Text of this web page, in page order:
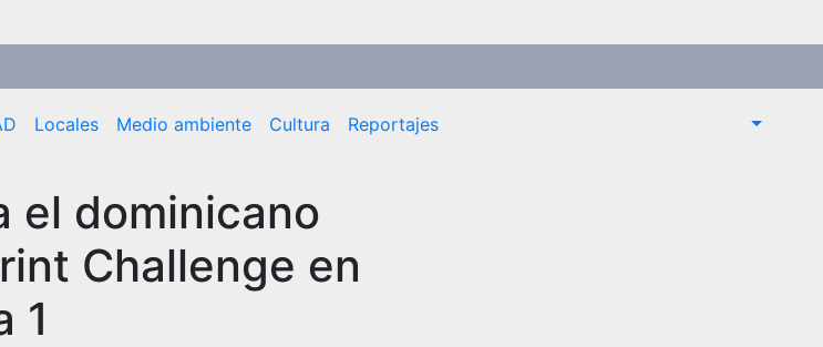
Locales Medio ambiente Cultura Reportajes
el dominicano
Challenge en
1